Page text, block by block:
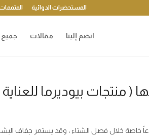
المستحضرات الدوائية
انضم إلينا مقالات جميع
منتجات بيوديرما للعناية
خاصة خلال فصل الشتاء ، وقد يستمر جفاف